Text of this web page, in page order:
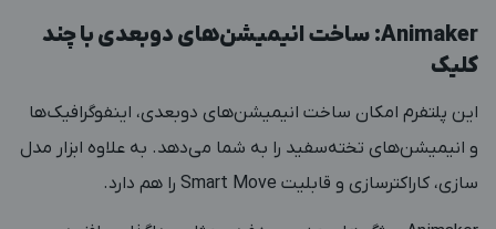
Animaker: ساخت انیمیشن‌های دوبعدی با چند
کلیک
این پلتفرم امکان ساخت انیمیشن‌های دوبعدی، اینفوگرافیک‌ها
و انیمیشن‌های تخته‌سفید را به شما می‌دهد. به علاوه ابزار مدل
سازی، کاراکترسازی و قابلیت Smart Move را هم دارد.